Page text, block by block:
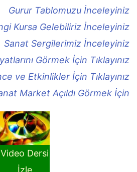
Gurur Tablomuzu İnceleyiniz
Kursa Gelebiliriz İnceleyiniz
Sanat Sergilerimiz İnceleyiniz
Görmek İçin Tıklayınız
ve Etkinlikler İçin Tıklayınız
Market Açıldı Görmek İçin
Video Dersi
İzle